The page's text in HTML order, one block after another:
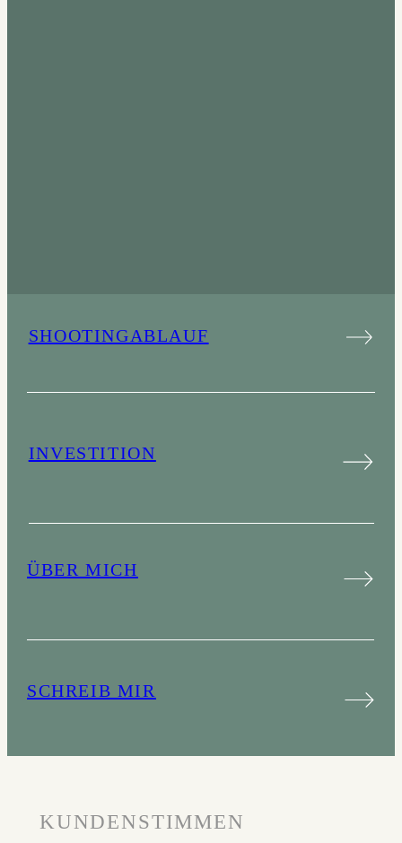
SHOOTINGABLAUF
INVESTITION
ÜBER MICH
SCHREIB MIR
KUNDENSTIMMEN